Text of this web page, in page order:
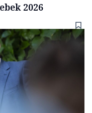
2026